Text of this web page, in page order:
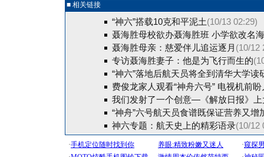
■ 相关链接
“神六”搭载10克和平泥土(10/13 02:29)
聂海胜母校欲办聂海胜班 小学欲改名
聂海胜母亲：慈爱伴儿追运逐月 (10/12
专访聂海胜妻子：他是为飞行而生的
“神六”落地后航天员将全到清华大学读
费俊龙家人观看“神舟六号” 电视机前盼
我们发射了一个创意—《解放日报》上
“神舟”六号航天员食谱既保证营养又增
神六专题：航天史上的精彩语录(10/12